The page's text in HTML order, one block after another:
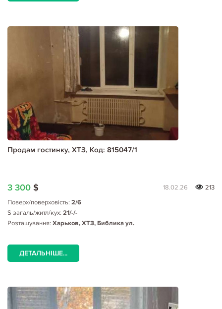
Продам гостинку, ХТЗ, Код: 815047/1
3 300 $ 18.02.26
213
Поверх/поверховість: 2/6
S загаль/житл/кух: 21/-/-
Розташування: Харьков, ХТЗ, Библика ул.
ДЕТАЛЬНІШЕ...